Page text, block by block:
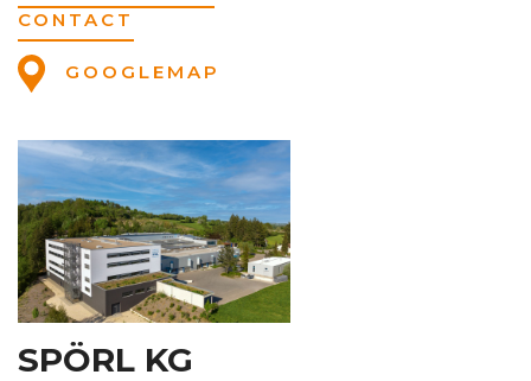
CONTACT
GOOGLEMAP
SPÖRL KG